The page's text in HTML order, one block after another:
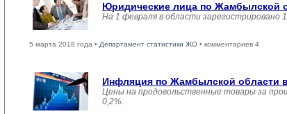
Юридические лица по Жамбылской
На 1 февраля в области зарегистрировано
5 марта 2018 года • Департамент статистики ЖО • комментариев 4
Инфляция по Жамбылской области
Цены на продовольственные товары за
0,2%.